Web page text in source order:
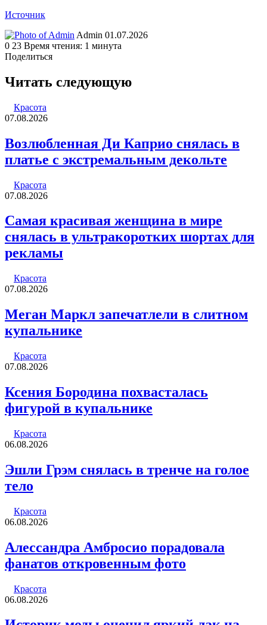
Источник
Admin Send
an
01.07.2026
0 23 Время чтения: 1 минута
Поделиться
через
электронную
Читать следующую
Красота
07.08.2026
Возлюбленная Ди Каприо снялась в
платье с экстремальным декольте
Красота
07.08.2026
Самая красивая женщина в мире
снялась в ультракоротких шортах для
рекламы
Красота
07.08.2026
Меган Маркл запечатлели в слитном
купальнике
Красота
07.08.2026
Ксения Бородина похвасталась
фигурой в купальнике
Красота
06.08.2026
Эшли Грэм снялась в тренче на голое
тело
Красота
06.08.2026
Алессандра Амбросио порадовала
фанатов откровенным фото
Красота
06.08.2026